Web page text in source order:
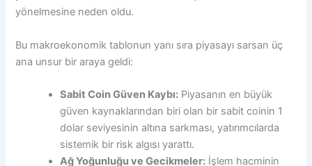
yönelmesine neden oldu.
Bu makroekonomik tablonun yanı sıra piyasayı sarsan üç
ana unsur bir araya geldi:
Sabit Coin Güven Kaybı: Piyasanın en büyük
güven kaynaklarından biri olan bir sabit coinin 1
dolar seviyesinin altına sarkması, yatırımcılarda
sistemik bir risk algısı yarattı.
Ağ Yoğunluğu ve Gecikmeler: İşlem hacminin